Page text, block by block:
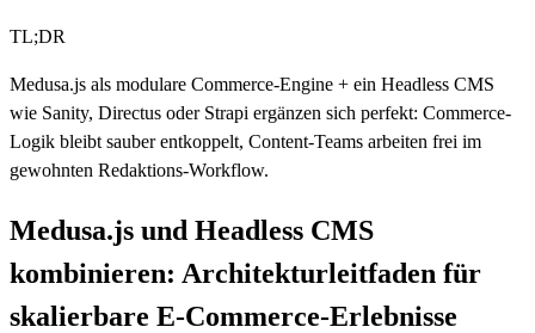
TL;DR
Medusa.js als modulare Commerce-Engine + ein Headless CMS
wie Sanity, Directus oder Strapi ergänzen sich perfekt: Commerce-
Logik bleibt sauber entkoppelt, Content-Teams arbeiten frei im
gewohnten Redaktions-Workflow.
Medusa.js und Headless CMS
kombinieren: Architekturleitfaden für
skalierbare E‑Commerce‑Erlebnisse